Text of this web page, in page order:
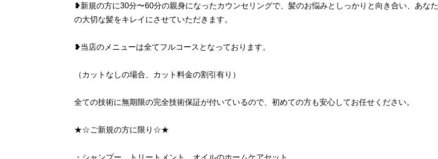
❥新規の方に30分〜60分の親身になったカウンセリングで、髪のお悩みとしっかりと向き合い、あなた
の大切な髪をキレイにさせていただきます。
❥当店のメニューは全てフルコースとなっております。
（カットなしの場合、カット料金の割引有り）
全ての技術に無期限の完全技術保証が付いているので、初めての方も安心してお任せください。
★☆ご新規の方に限り☆★
・シャンプー、トリートメント、オイルのホームケアセット